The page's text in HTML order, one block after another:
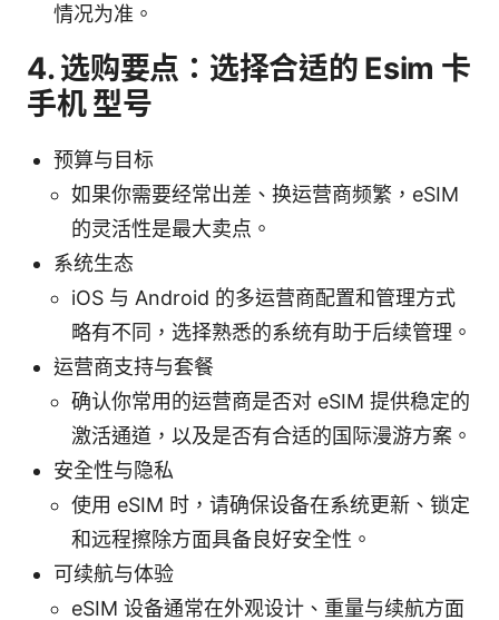
情况为准。
4. 选购要点：选择合适的 Esim 卡
手机 型号
预算与目标
如果你需要经常出差、换运营商频繁，eSIM
的灵活性是最大卖点。
系统生态
iOS 与 Android 的多运营商配置和管理方式
略有不同，选择熟悉的系统有助于后续管理。
运营商支持与套餐
确认你常用的运营商是否对 eSIM 提供稳定的
激活通道，以及是否有合适的国际漫游方案。
安全性与隐私
使用 eSIM 时，请确保设备在系统更新、锁定
和远程擦除方面具备良好安全性。
可续航与体验
eSIM 设备通常在外观设计、重量与续航方面